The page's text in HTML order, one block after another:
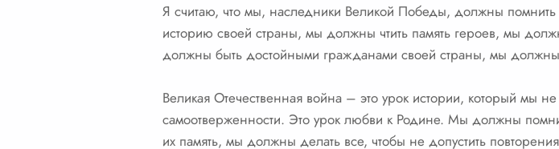
Я считаю, что мы, наследники Великой Победы, должны
историю своей страны, мы должны чтить память героев, мы
должны быть достойными гражданами своей страны, мы
Великая Отечественная война – это урок истории, который мы
самоотверженности. Это урок любви к Родине. Мы должны
их память, мы должны делать все, чтобы не допустить